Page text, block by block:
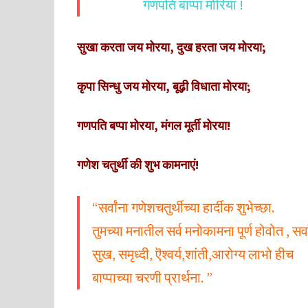
गणपति बाप्पा मोरिया !
सुखा करता जय मोरया, दुख हरता जय मोरया;
कृपा सिन्धु जय मोरया, बूढ़ी विधाता मोरया;
गणपति बप्पा मोरया, मंगल मूर्ती मोरया!
गणेश चतुर्थी की शुभ कामनाएं!
“सर्वांना गणेशचतुर्थीच्या हार्दीक शुभेच्छा.
तुमच्या मनातील सर्व मनोकामना पूर्ण होवोत ,
सुख, समृध्दी, ऎश्वर्य,शांती,आरोग्य लाभो हीच
बाप्पाच्या चरणी प्रार्थना. ”